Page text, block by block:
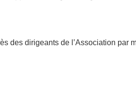
des dirigeants de l’Association par